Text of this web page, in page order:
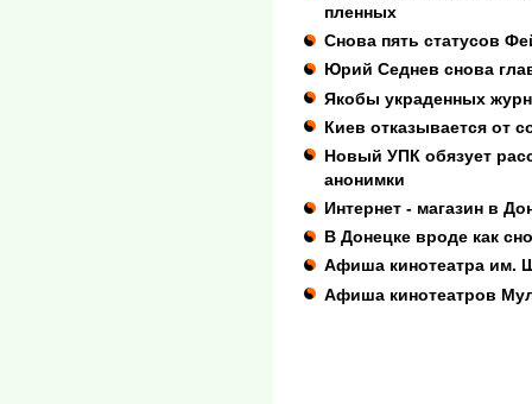
пленных
Снова пять статусов
Юрий Седнев снова
Якобы украденных
Киев отказывается от
Новый УПК обязует
анонимки
Интернет - магазин в
В Донецке вроде как
Афиша кинотеатра им.
Афиша кинотеатров